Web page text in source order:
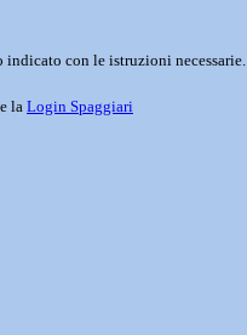
con le istruzioni necessarie.
la Login Spaggiari